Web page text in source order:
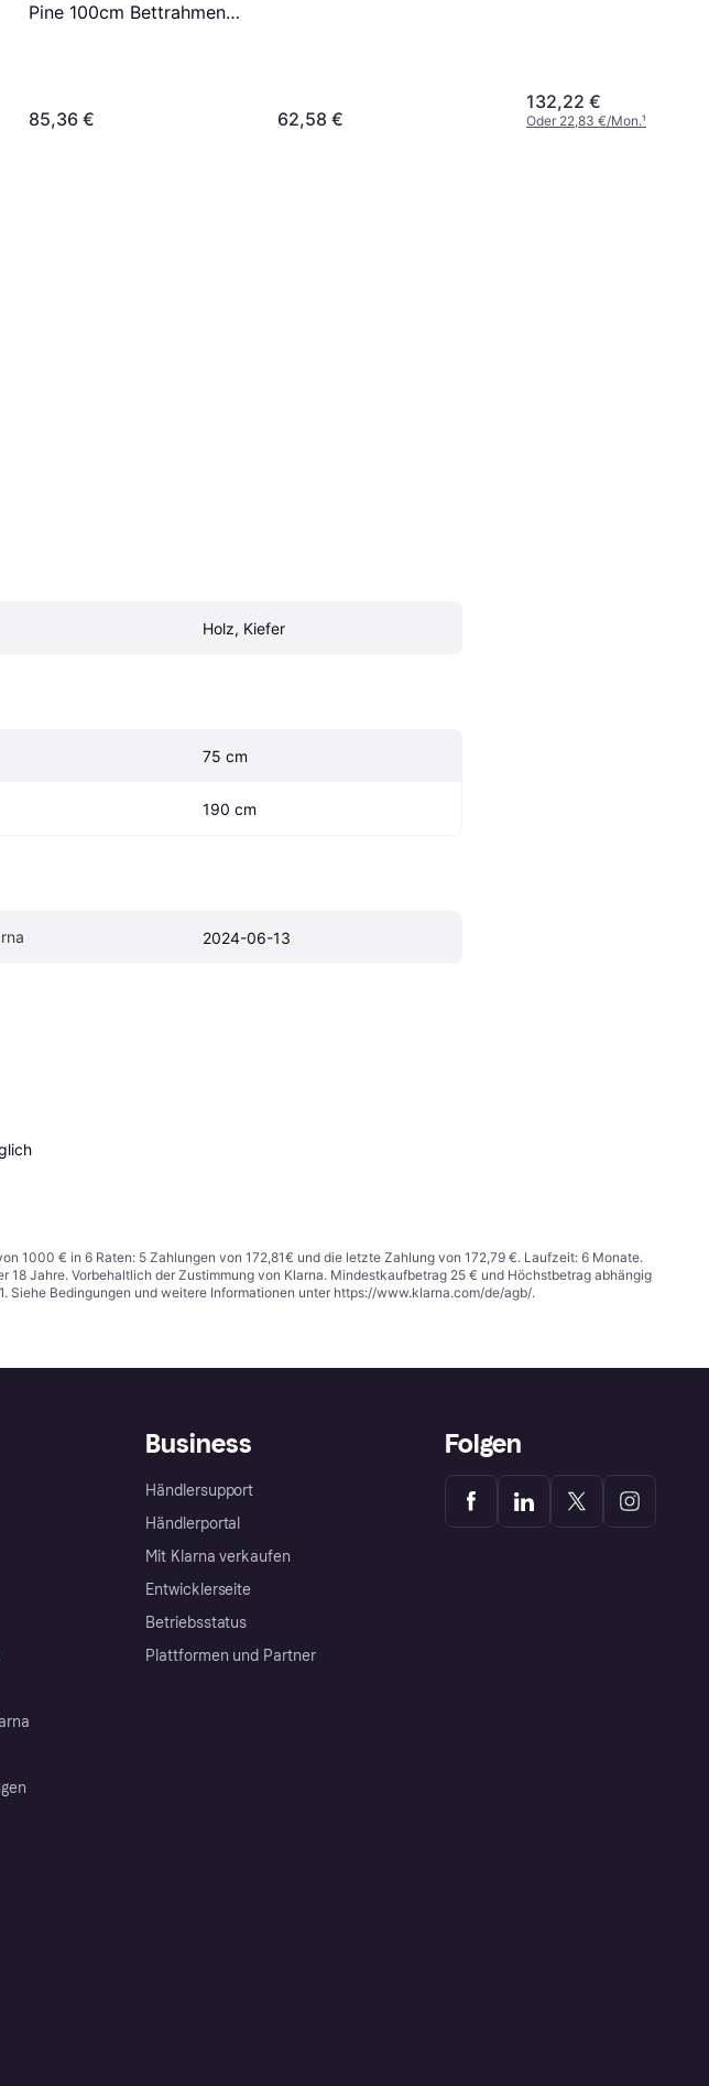
Pine 100cm Bettrahmen
85,36 € 62,58 €
132,22 €
Oder 22,83 €/Mon.¹
Holz, Kiefer
75 cm
190 cm
2024-06-13
1000 € in 6 Raten: 5 Zahlungen von 172,81€ und die letzte Zahlung von 172,79 €. Laufzeit: 6 Monate.
Jahre. Vorbehaltlich der Zustimmung von Klarna. Mindestkaufbetrag 25 € und Höchstbetrag abhängig
Siehe Bedingungen und weitere Informationen unter https://www.klarna.com/de/agb/.
Business
Händlersupport
Händlerportal
Mit Klarna verkaufen
Entwicklerseite
Betriebsstatus
Plattformen und Partner
Folgen